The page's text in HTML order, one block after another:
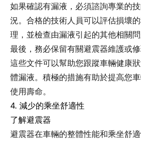
如果確認有漏液，必須諮詢專業的
況。合格的技術人員可以評估損壞
理，並檢查由漏液引起的其他相關問
最後，務必保留有關避震器維護或修
這些文件可以幫助您跟蹤車輛健康
體漏液。積極的措施有助於提高您
使用壽命。
4. 減少的乘坐舒適性
了解避震器
避震器在車輛的整體性能和乘坐舒